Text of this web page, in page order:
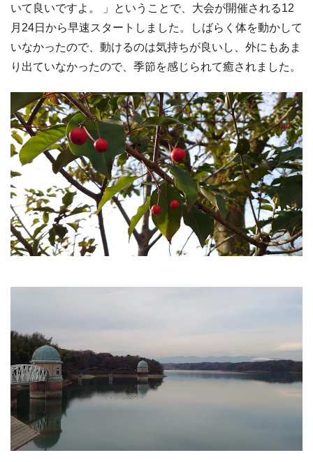
いて良いですよ。 」ということで、大会が開催される12
月24日から早速スタートしました。しばらく体を動かして
いなかったので、動けるのは気持ちが良いし、外にもあま
り出ていなかったので、季節を感じられて癒されました。